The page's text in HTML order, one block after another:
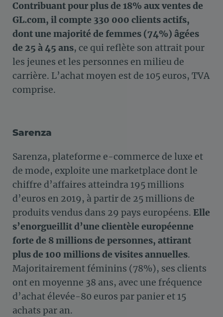
Contribuant pour plus de 18% aux ventes de
GL.com, il compte 330 000 clients actifs,
dont une majorité de femmes (74%) âgées
de 25 à 45 ans, ce qui reflète son attrait pour
les jeunes et les personnes en milieu de
carrière. L’achat moyen est de 105 euros, TVA
comprise.
Sarenza
Sarenza, plateforme e-commerce de luxe et
de mode, exploite une marketplace dont le
chiffre d’affaires atteindra 195 millions
d’euros en 2019, à partir de 25 millions de
produits vendus dans 29 pays européens. Elle
s’enorgueillit d’une clientèle européenne
forte de 8 millions de personnes, attirant
plus de 100 millions de visites annuelles.
Majoritairement féminins (78%), ses clients
ont en moyenne 38 ans, avec une fréquence
d’achat élevée-80 euros par panier et 15
achats par an.